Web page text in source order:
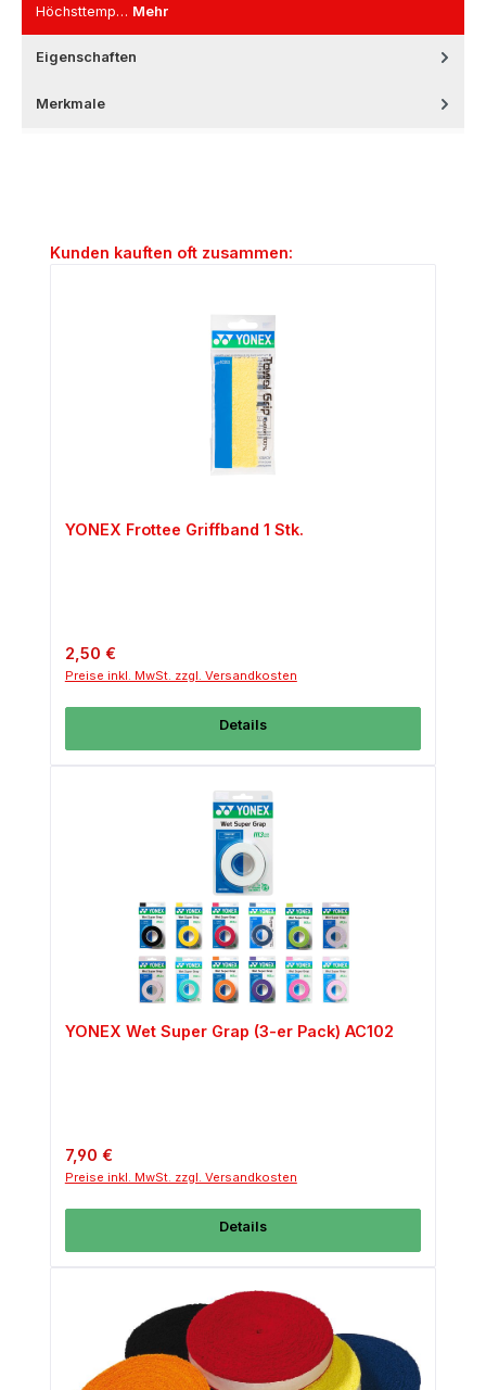
Höchsttemp… Mehr
Eigenschaften
Merkmale
Produktgalerie überspringen
Kunden kauften oft zusammen:
YONEX Frottee Griffband 1 Stk.
Regulärer Preis:
2,50 €
Preise inkl. MwSt. zzgl. Versandkosten
Details
YONEX Wet Super Grap (3-er Pack) AC102
Regulärer Preis:
7,90 €
Preise inkl. MwSt. zzgl. Versandkosten
Details